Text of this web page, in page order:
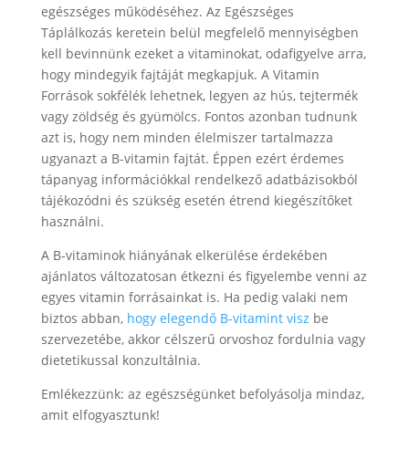
egészséges működéséhez. Az Egészséges
Táplálkozás keretein belül megfelelő mennyiségben
kell bevinnünk ezeket a vitaminokat, odafigyelve arra,
hogy mindegyik fajtáját megkapjuk. A Vitamin
Források sokfélék lehetnek, legyen az hús, tejtermék
vagy zöldség és gyümölcs. Fontos azonban tudnunk
azt is, hogy nem minden élelmiszer tartalmazza
ugyanazt a B-vitamin fajtát. Éppen ezért érdemes
tápanyag információkkal rendelkező adatbázisokból
tájékozódni és szükség esetén étrend kiegészítőket
használni.
A B-vitaminok hiányának elkerülése érdekében
ajánlatos változatosan étkezni és figyelembe venni az
egyes vitamin forrásainkat is. Ha pedig valaki nem
biztos abban, hogy elegendő B-vitamint visz be
szervezetébe, akkor célszerű orvoshoz fordulnia vagy
dietetikussal konzultálnia.
Emlékezzünk: az egészségünket befolyásolja mindaz,
amit elfogyasztunk!